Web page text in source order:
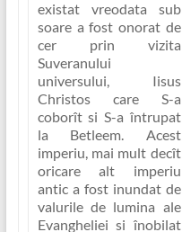
existat vreodata sub
soare a fost onorat de
cer prin vizita
Suveranului
universului, Iisus
Christos care S-a
coborît si S-a întrupat
la Betleem. Acest
imperiu, mai mult decît
oricare alt imperiu
antic a fost inundat de
valurile de lumina ale
Evangheliei si înobilat